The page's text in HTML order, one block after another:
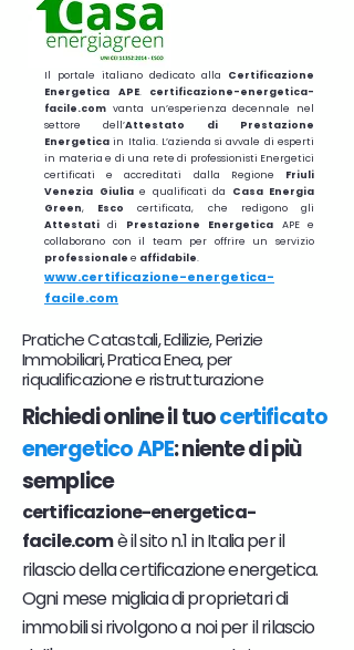
Il portale italiano dedicato alla Certificazione
Energetica APE. certificazione-energetica-
facile.com vanta un’esperienza decennale nel
settore dell’Attestato di Prestazione
Energetica in Italia. L’azienda si avvale di esperti
in materia e di una rete di professionisti Energetici
certificati e accreditati dalla Regione Friuli
Venezia Giuliae qualificati da
Casa Energia
Green, Escocertificata, che redigono gli
Attestatidi Prestazione Energetica APE e
collaborano con il team per offrire un servizio
professionale e affidabile.
www.certificazione-energetica-
facile.com
Pratiche Catastali, Edilizie, Perizie
Immobiliari, Pratica Enea, per
riqualificazione e ristrutturazione
Richiedi online il tuocertificato
energetico APE: niente di più
semplice
certificazione-energetica-
facile.comè il sito n.1 in Italia per il
rilascio della certificazione energetica.
Ogni mese migliaia di proprietari di
immobili si rivolgono a noi per il rilascio